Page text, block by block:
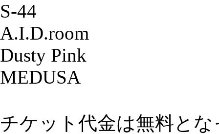
S-44
A.I.D.room
Dusty Pink
MEDUSA
チケット代金は無料と